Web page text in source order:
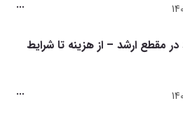
ارشد – از هزینه تا شرایط